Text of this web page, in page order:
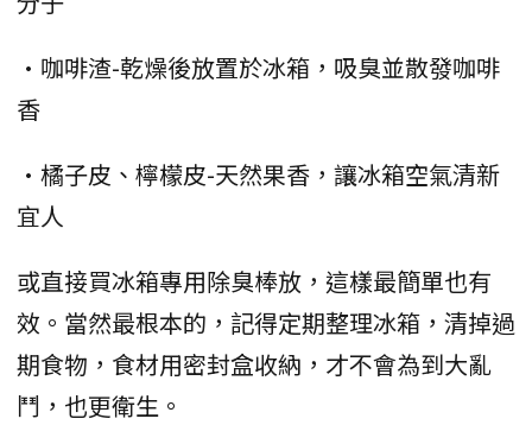
•咖啡渣-乾燥後放置於冰箱，吸臭並散發咖啡
香
•橘子皮、檸檬皮-天然果香，讓冰箱空氣清新
宜人
或直接買冰箱專用除臭棒放，這樣最簡單也有
效。當然最根本的，記得定期整理冰箱，清掉過
期食物，食材用密封盒收納，才不會為到大亂
鬥，也更衛生。